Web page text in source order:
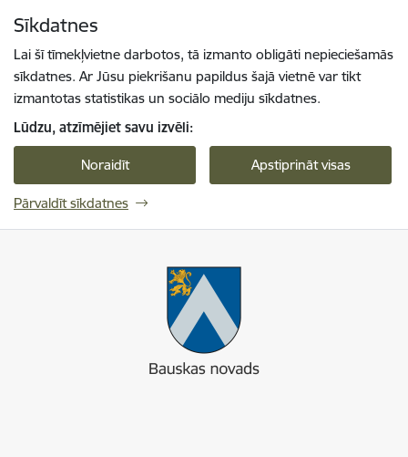
Sīkdatnes
Lai šī tīmekļvietne darbotos, tā izmanto obligāti nepieciešamās
sīkdatnes. Ar Jūsu piekrišanu papildus šajā vietnē var tikt
izmantotas statistikas un sociālo mediju sīkdatnes.
Lūdzu, atzīmējiet savu izvēli:
Noraidīt Apstiprināt visas
Pārvaldīt sīkdatnes